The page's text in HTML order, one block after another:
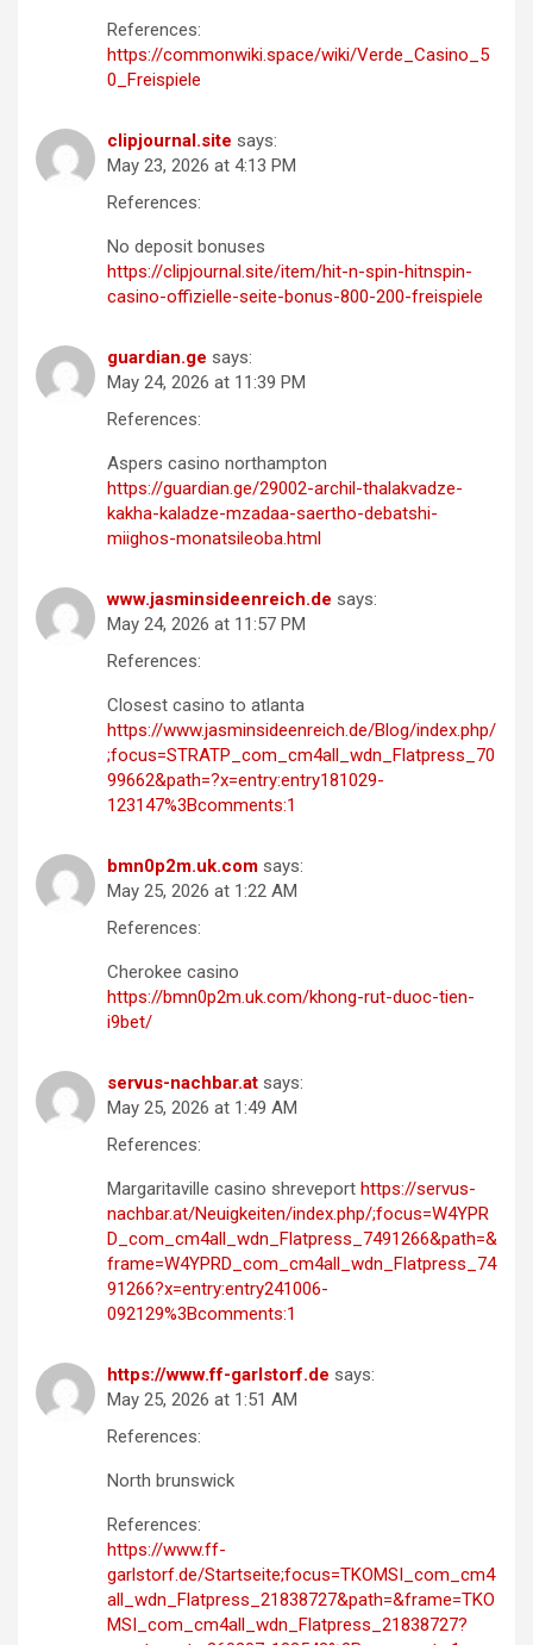
References:
https://commonwiki.space/wiki/Verde_Casino_5
0_Freispiele
clipjournal.site says:
May 23, 2026 at 4:13 PM
References:
No deposit bonuses
https://clipjournal.site/item/hit-n-spin-hitnspin-
casino-offizielle-seite-bonus-800-200-freispiele
guardian.ge says:
May 24, 2026 at 11:39 PM
References:
Aspers casino northampton
https://guardian.ge/29002-archil-thalakvadze-
kakha-kaladze-mzadaa-saertho-debatshi-
miighos-monatsileoba.html
www.jasminsideenreich.de says:
May 24, 2026 at 11:57 PM
References:
Closest casino to atlanta
https://www.jasminsideenreich.de/Blog/index.php/
;focus=STRATP_com_cm4all_wdn_Flatpress_70
99662&path=?x=entry:entry181029-
123147%3Bcomments:1
bmn0p2m.uk.com says:
May 25, 2026 at 1:22 AM
References:
Cherokee casino
https://bmn0p2m.uk.com/khong-rut-duoc-tien-
i9bet/
servus-nachbar.at says:
May 25, 2026 at 1:49 AM
References:
Margaritaville casino shreveport https://servus-
nachbar.at/Neuigkeiten/index.php/;focus=W4YPR
D_com_cm4all_wdn_Flatpress_7491266&path=&
frame=W4YPRD_com_cm4all_wdn_Flatpress_74
91266?x=entry:entry241006-
092129%3Bcomments:1
https://www.ff-garlstorf.de says:
May 25, 2026 at 1:51 AM
References:
North brunswick
References:
https://www.ff-
garlstorf.de/Startseite;focus=TKOMSI_com_cm4
all_wdn_Flatpress_21838727&path=&frame=TKO
MSI_com_cm4all_wdn_Flatpress_21838727?